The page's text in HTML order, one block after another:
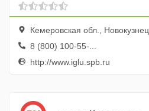
Кемеровская обл.,
8 (800) 100-55-...
http://www.iglu.spb.ru